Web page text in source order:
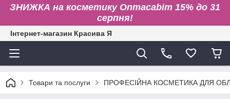
ЗНИЖКА на косметику Onmacabim 15% до 31
серпня!
Інтернет-магазин Красива Я
Товари та послуги ПРОФЕСІЙНА КОСМЕТИКА ДЛЯ